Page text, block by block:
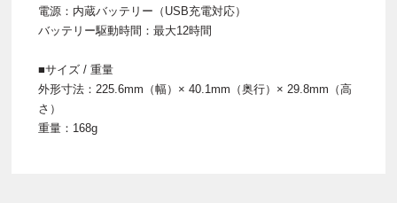
電源：内蔵バッテリー（USB充電対応）
バッテリー駆動時間：最大12時間
■サイズ / 重量
外形寸法：225.6mm（幅）× 40.1mm（奥行）× 29.8mm（高
さ）
重量：168g